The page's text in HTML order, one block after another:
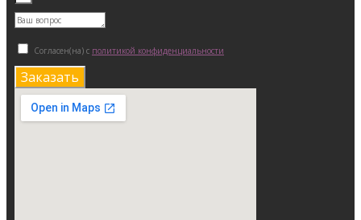
Согласен(на) с политикой конфиденциальности
Заказать